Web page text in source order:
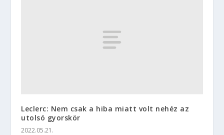
Leclerc: Nem csak a hiba miatt volt nehéz az
utolsó gyorskör
2022.05.21.